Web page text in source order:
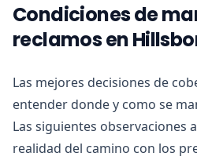
Condiciones de
reclamos en
Las mejores decisiones de
entender donde y como se
Las siguientes observaciones
realidad del camino con los